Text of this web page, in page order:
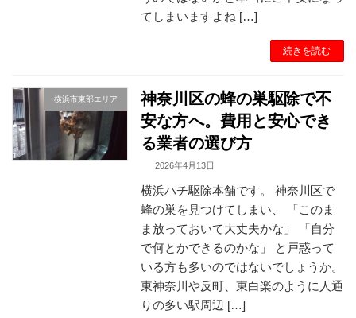
てしまいますよね […]
続きを読む
横浜市東部エリア
神奈川区の蜂の巣駆除で不
安な方へ。費用と安心でき
る業者の選び方
2026年4月13日
横浜ハチ駆除本舗です。 神奈川区で
蜂の巣を見つけてしまい、 「このま
ま放っておいて大丈夫かな」 「自分
で何とかできるのかな」 と戸惑って
いる方も多いのではないでしょうか。
東神奈川や反町、東白楽のように人通
りの多い駅周辺 […]